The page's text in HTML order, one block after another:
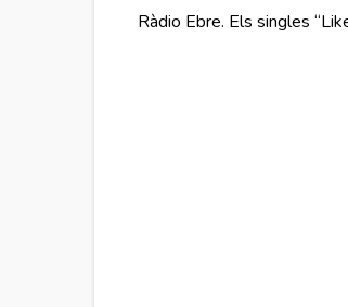
Ràdio Ebre. Els singles